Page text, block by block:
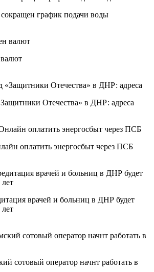
график подачи воды
Отечества» в ДНР: адреса
оплатить энергосбыт через ПСБ
врачей и больниц в ДНР будет
сотовый оператор начнт работать в